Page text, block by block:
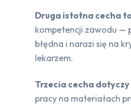
Druga istotna cecha
kompetencji zawodu —
błędna i narazi się na
lekarzem.
Trzecia cecha dotyczy
pracy na materiałach